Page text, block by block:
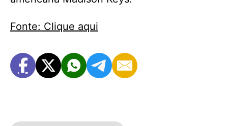
Fonte: Clique aqui